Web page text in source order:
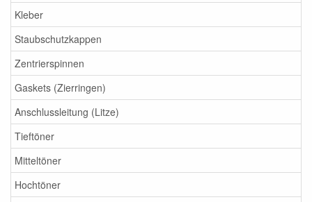
Kleber
Staubschutzkappen
Zentrierspinnen
Gaskets (Zierringen)
Anschlussleitung (Litze)
Tieftöner
Mitteltöner
Hochtöner